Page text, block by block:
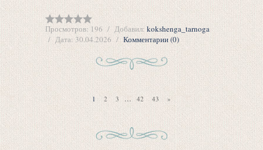
Просмотров: 196 Добавил: kokshenga_tarnoga
Дата: 30.04.2026 Комментарии (0)
1 2 3 ... 42 43 »